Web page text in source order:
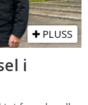
PLUSS
i